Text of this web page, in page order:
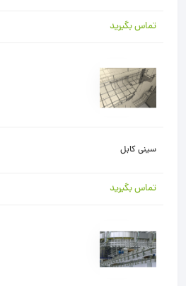
تماس بگیرید
سینی کابل
تماس بگیرید